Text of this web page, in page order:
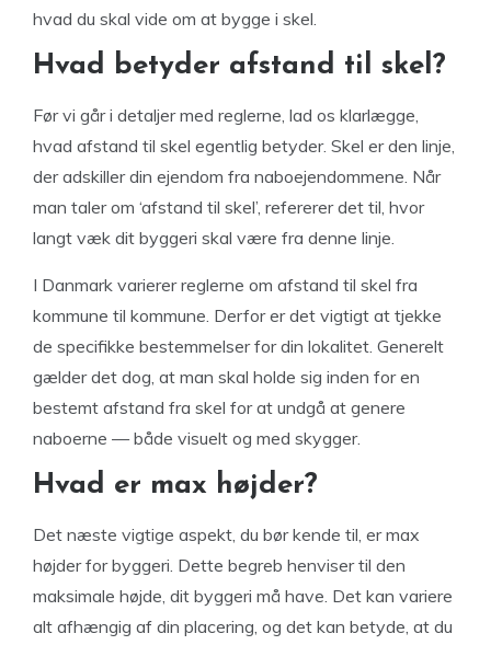
hvad du skal vide om at bygge i skel.
Hvad betyder afstand til skel?
Før vi går i detaljer med reglerne, lad os klarlægge,
hvad afstand til skel egentlig betyder. Skel er den linje,
der adskiller din ejendom fra naboejendommene. Når
man taler om ‘afstand til skel’, refererer det til, hvor
langt væk dit byggeri skal være fra denne linje.
I Danmark varierer reglerne om afstand til skel fra
kommune til kommune. Derfor er det vigtigt at tjekke
de specifikke bestemmelser for din lokalitet. Generelt
gælder det dog, at man skal holde sig inden for en
bestemt afstand fra skel for at undgå at genere
naboerne — både visuelt og med skygger.
Hvad er max højder?
Det næste vigtige aspekt, du bør kende til, er max
højder for byggeri. Dette begreb henviser til den
maksimale højde, dit byggeri må have. Det kan variere
alt afhængig af din placering, og det kan betyde, at du